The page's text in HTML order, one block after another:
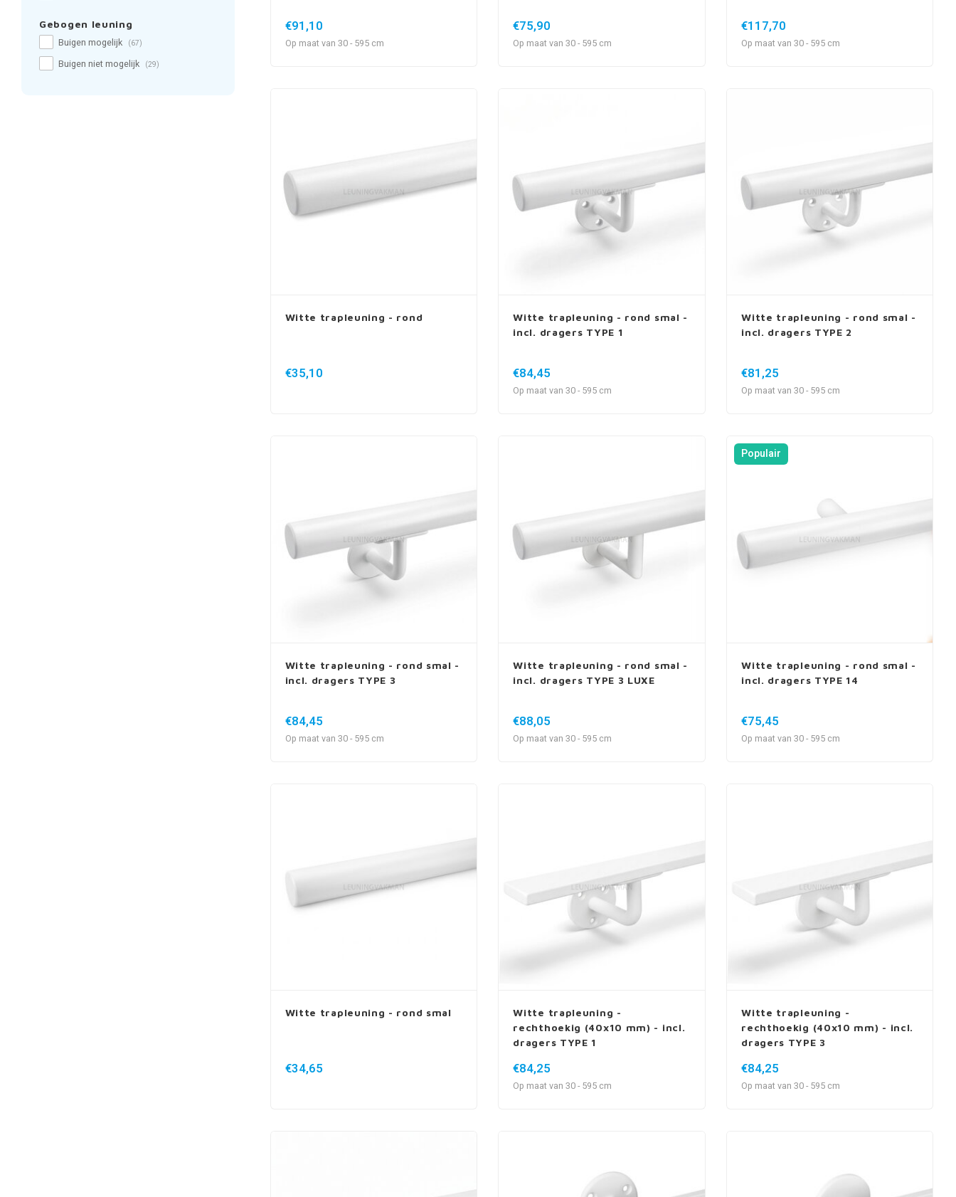
Gebogen leuning
Buigen mogelijk (67)
Buigen niet mogelijk (29)
€91,10
Op maat van 30 - 595 cm
€75,90
Op maat van 30 - 595 cm
€117,70
Op maat van 30 - 595 cm
Witte trapleuning - rond
€35,10
Witte trapleuning - rond smal -
incl. dragers TYPE 1
€84,45
Op maat van 30 - 595 cm
Witte trapleuning - rond smal -
incl. dragers TYPE 2
€81,25
Op maat van 30 - 595 cm
Witte trapleuning - rond smal -
incl. dragers TYPE 3
€84,45
Op maat van 30 - 595 cm
Witte trapleuning - rond smal -
incl. dragers TYPE 3 LUXE
€88,05
Op maat van 30 - 595 cm
Populair
Witte trapleuning - rond smal -
incl. dragers TYPE 14
€75,45
Op maat van 30 - 595 cm
Witte trapleuning - rond smal
€34,65
Witte trapleuning -
rechthoekig (40x10 mm) - incl.
dragers TYPE 1
€84,25
Op maat van 30 - 595 cm
Witte trapleuning -
rechthoekig (40x10 mm) - incl.
dragers TYPE 3
€84,25
Op maat van 30 - 595 cm